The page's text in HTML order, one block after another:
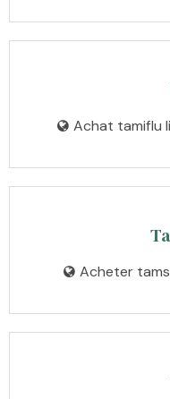
Achat tamiflu
Acheter